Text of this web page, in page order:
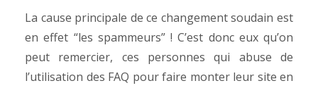
La cause principale de ce changement soudain est
en effet “les spammeurs” ! C’est donc eux qu’on
peut remercier, ces personnes qui abuse de
l’utilisation des FAQ pour faire monter leur site en